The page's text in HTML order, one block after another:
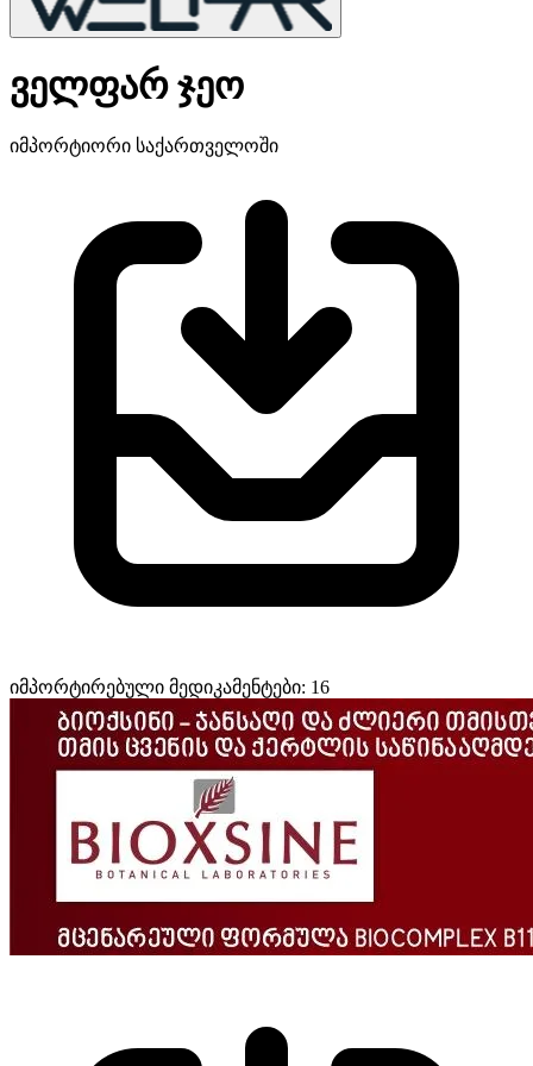
ველფარ ჯეო
იმპორტიორი საქართველოში
იმპორტირებული მედიკამენტები: 16